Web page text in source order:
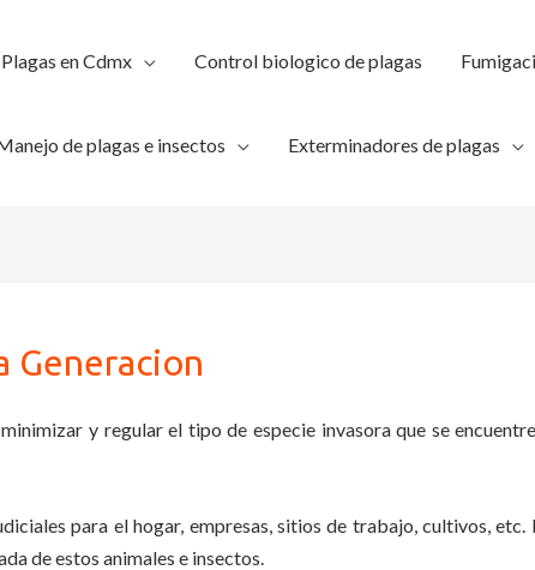
Plagas en Cdmx Control biologico de plagas
de plagas e insectos Exterminadores de plagas
Generacion
y regular el tipo de especie invasora que se
para el hogar, empresas, sitios de trabajo, cultivos, etc.
de estos animales e insectos.